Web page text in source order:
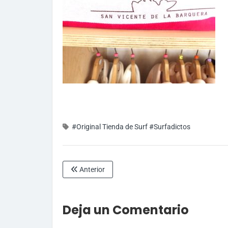
#Original Tienda de Surf#Surfadictos
Anterior
Deja un Comentario